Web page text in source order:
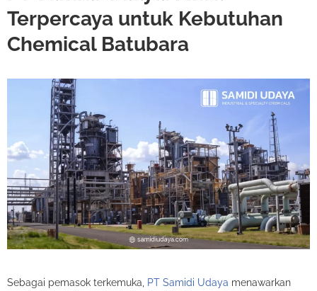
Terpercaya untuk Kebutuhan
Chemical Batubara
Sebagai pemasok terkemuka, PT Samidi Udaya menawarkan